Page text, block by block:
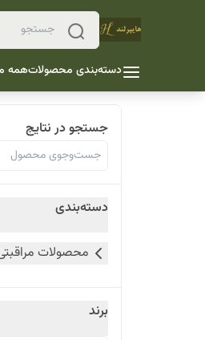
دسته‌بندی محصولاتهمه
جستجو در نتایج
دسته‌بندی
محصولات
برند